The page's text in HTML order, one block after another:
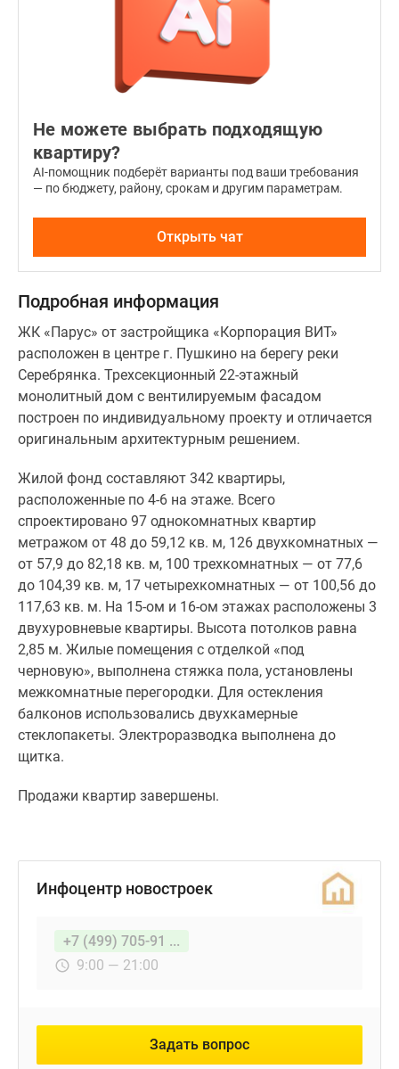
ом
этажах
расположены
двухуровневые
Высота
равна
м.
Жилые
помещения
с
отделкой
«под
черновую»,
выполнена
стяжка
пола,
установлены
межкомнатные
перегородки.
Для
остекления
балконов
использовались
двухкамерные
стеклопакеты.
Электроразводка
до
завершены.
Не можете выбрать подходящую
квартиру?
AI-помощник подберёт варианты под ваши требования
— по бюджету, району, срокам и другим параметрам.
Открыть чат
Подробная информация
ЖК «Парус» от застройщика «Корпорация ВИТ»
расположен в центре г. Пушкино на берегу реки
Серебрянка. Трехсекционный 22-этажный
монолитный дом с вентилируемым фасадом
построен по индивидуальному проекту и отличается
оригинальным архитектурным решением.
Жилой фонд составляют 342 квартиры,
расположенные по 4-6 на этаже. Всего
спроектировано 97 однокомнатных квартир
метражом от 48 до 59,12 кв. м, 126 двухкомнатных —
от 57,9 до 82,18 кв. м, 100 трехкомнатных — от 77,6
до 104,39 кв. м, 17 четырехкомнатных — от 100,56 до
117,63 кв. м. На 15-ом и 16-ом этажах расположены 3
двухуровневые квартиры. Высота потолков равна
2,85 м. Жилые помещения с отделкой «под
черновую», выполнена стяжка пола, установлены
межкомнатные перегородки. Для остекления
балконов использовались двухкамерные
стеклопакеты. Электроразводка выполнена до
щитка.
Продажи квартир завершены.
Инфоцентр новостроек
+7 (499) 705-91 ...
9:00 — 21:00
Задать вопрос